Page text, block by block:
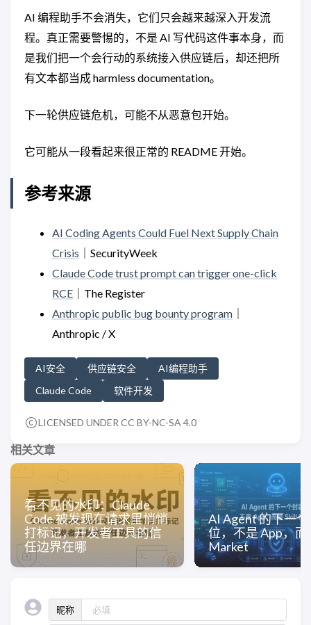
AI 编程助手不会消失，它们只会越来越深入开发流
程。真正需要警惕的，不是 AI 写代码这件事本身，而
是我们把一个会行动的系统接入供应链后，却还把所
有文本都当成 harmless documentation。
下一轮供应链危机，可能不从恶意包开始。
它可能从一段看起来很正常的 README 开始。
参考来源
AI Coding Agents Could Fuel Next Supply Chain
Crisis ｜SecurityWeek
Claude Code trust prompt can trigger one-click
RCE ｜The Register
Anthropic public bug bounty program
Anthropic / X
AI安全 供应链安全
AI编程助手
Claude Code
软件开发
LICENSED UNDER CC BY-NC-SA 4.0
相关文章
看不见的水印：Claude
Code 被发现在请求里悄悄
打标记，开发者工具的信
任边界在哪
AI Agent 的下一
位，不是 App，而
Market
昵称